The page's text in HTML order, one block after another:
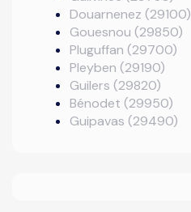
Douarnenez (29100)
Gouesnou (29850)
Pluguffan (29700)
Pleyben (29190)
Guilers (29820)
Bénodet (29950)
Guipavas (29490)